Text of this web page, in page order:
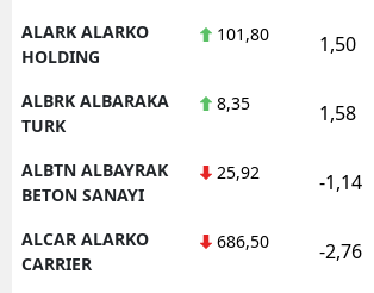
ALARK ALARKO
HOLDING
101,80 1,50
ALBRK ALBARAKA
TURK
8,35 1,58
ALBTN ALBAYRAK
BETON SANAYI
25,92 -1,14
ALCAR ALARKO
CARRIER
686,50 -2,76